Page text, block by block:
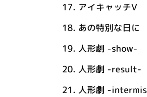
17. アイキャッチⅤ
18. あの特別な日に
19. 人形劇 -show-
20. 人形劇 -result-
21. 人形劇 -